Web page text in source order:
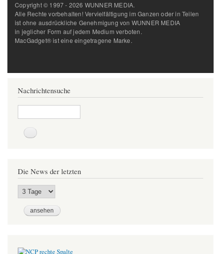
Copyright © 1997 - 2026 WUNNER MEDIA.
Alle Rechte vorbehalten! Vervielfältigung im Ganzen oder in Teilen
ist ohne ausdrückliche Genehmigung von WUNNER MEDIA
in jeglicher Form auf jedem Medium verboten.
MacGadget® ist eine eingetragene Marke.
Nachrichtensuche
Suche
Die News der letzten